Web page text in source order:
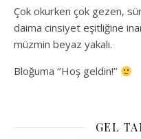
Çok okurken çok gezen,
daima cinsiyet eşitliğine
müzmin beyaz yakalı.
Bloğuma ‘’Hoş geldin!’’
GEL